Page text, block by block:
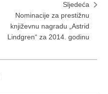
Sljedeća
Nominacije za prestižnu
književnu nagradu „Astrid
Lindgren“ za 2014. godinu